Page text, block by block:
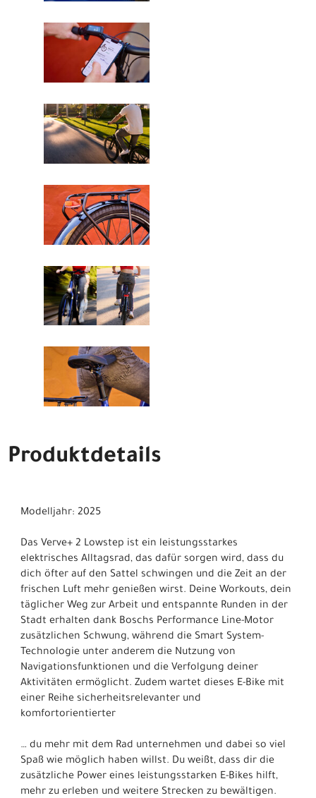
Produktdetails
Modelljahr: 2025
Das Verve+ 2 Lowstep ist ein leistungsstarkes
elektrisches Alltagsrad, das dafür sorgen wird, dass du
dich öfter auf den Sattel schwingen und die Zeit an der
frischen Luft mehr genießen wirst. Deine Workouts, dein
täglicher Weg zur Arbeit und entspannte Runden in der
Stadt erhalten dank Boschs Performance Line-Motor
zusätzlichen Schwung, während die Smart System-
Technologie unter anderem die Nutzung von
Navigationsfunktionen und die Verfolgung deiner
Aktivitäten ermöglicht. Zudem wartet dieses E-Bike mit
einer Reihe sicherheitsrelevanter und
komfortorientierter
… du mehr mit dem Rad unternehmen und dabei so viel
Spaß wie möglich haben willst. Du weißt, dass dir die
zusätzliche Power eines leistungsstarken E-Bikes hilft,
mehr zu erleben und weitere Strecken zu bewältigen.